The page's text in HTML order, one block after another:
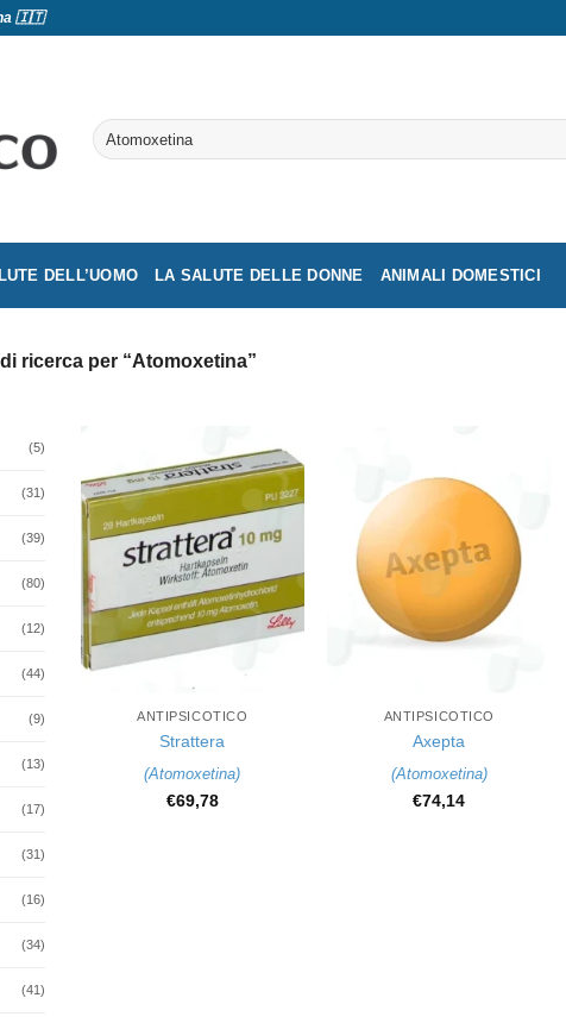
🇮🇹
Cerca:
DELL’UOMO LA SALUTE DELLE DONNE ANIMALI DOMESTICI
ricerca per “Atomoxetina”
(5)
(31)
(39)
(80)
(12)
(44)
(9)
(13)
(17)
(31)
(16)
(34)
(41)
+
ANTIPSICOTICO
Strattera
(Atomoxetina)
€69,78
ANTIPSICOTICO
Axepta
(Atomoxetina)
€74,14